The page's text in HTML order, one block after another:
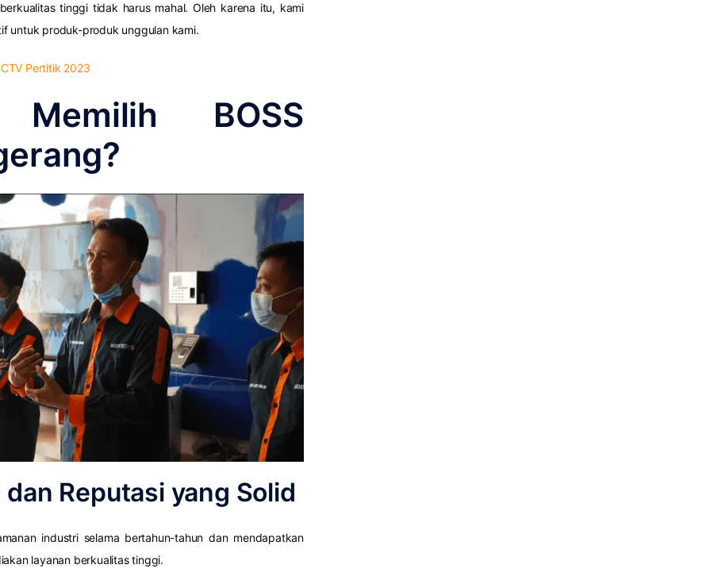
tinggi tidak harus mahal. Oleh karena itu, kami
untuk produk-produk unggulan kami.
Pertitik 2023
Memilih BOSS
dan Reputasi yang Solid
industri selama bertahun-tahun dan mendapatkan
layanan berkualitas tinggi.